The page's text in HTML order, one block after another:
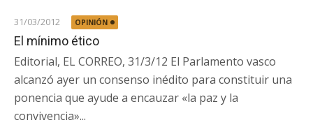
31/03/2012 OPINIÓN
El mínimo ético
Editorial, EL CORREO, 31/3/12 El Parlamento vasco
alcanzó ayer un consenso inédito para constituir una
ponencia que ayude a encauzar «la paz y la
convivencia»...